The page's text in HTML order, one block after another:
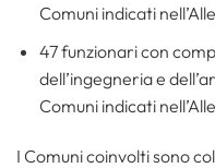
Comuni indicati
47 funzionari con
dell’ingegneria e
Comuni indicati
I Comuni coinvolti sono